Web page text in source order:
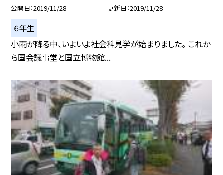
公開日 2019/11/28 更新日 2019/11/28
６年生
小雨が降る中、いよいよ社会科見学が始まりました。 これか
ら国会議事堂と国立博物館...